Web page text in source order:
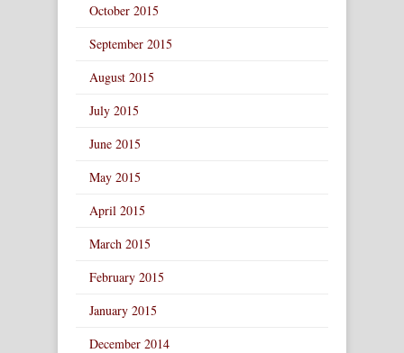
October 2015
September 2015
August 2015
July 2015
June 2015
May 2015
April 2015
March 2015
February 2015
January 2015
December 2014